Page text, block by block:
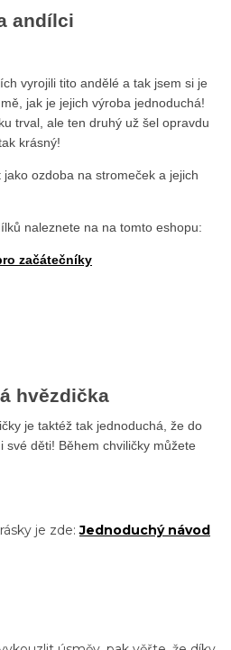
andílci
vyrojili tito andělé a tak jsem si je
jak je jejich výroba jednoduchá!
trval, ale ten druhý už šel opravdu
krásný!
ozdoba na stromeček a jejich
naleznete na na tomto eshopu:
začátečníky
hvězdička
je taktéž tak jednoduchá, že do
své děti! Během chviličky můžete
je zde:Jednoduchý návod